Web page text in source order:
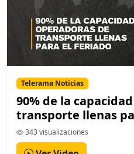
Telerama Noticias
90% de la
transporte llenas
343 visualizaciones